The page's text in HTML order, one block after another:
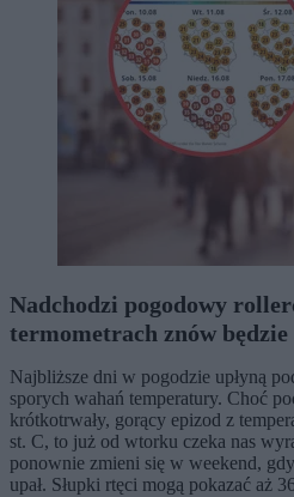
Nadchodzi pogodowy
termometrach znów będzie
Najbliższe dni w pogodzie upłyną
sporych wahań temperatury. Choć
krótkotrwały, gorący epizod z
st. C, to już od wtorku czeka nas
ponownie zmieni się w weekend,
upał. Słupki rtęci mogą pokazać aż